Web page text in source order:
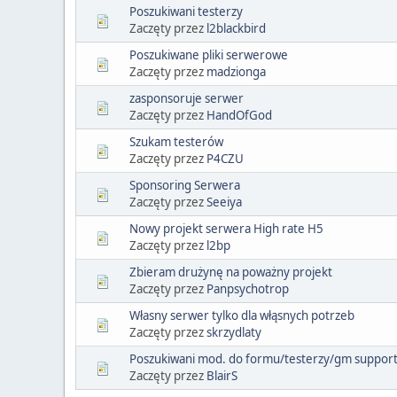
Poszukiwani testerzy
Zaczęty przez l2blackbird
Poszukiwane pliki serwerowe
Zaczęty przez madzionga
zasponsoruje serwer
Zaczęty przez HandOfGod
Szukam testerów
Zaczęty przez P4CZU
Sponsoring Serwera
Zaczęty przezSeeiya
Nowy projekt serwera High rate H5
Zaczęty przez l2bp
Zbieram drużynę na poważny projekt
Zaczęty przez Panpsychotrop
Własny serwer tylko dla włąsnych potrzeb
Zaczęty przezskrzydlaty
Poszukiwani mod. do formu/testerzy/gm support
Zaczęty przez BlairS